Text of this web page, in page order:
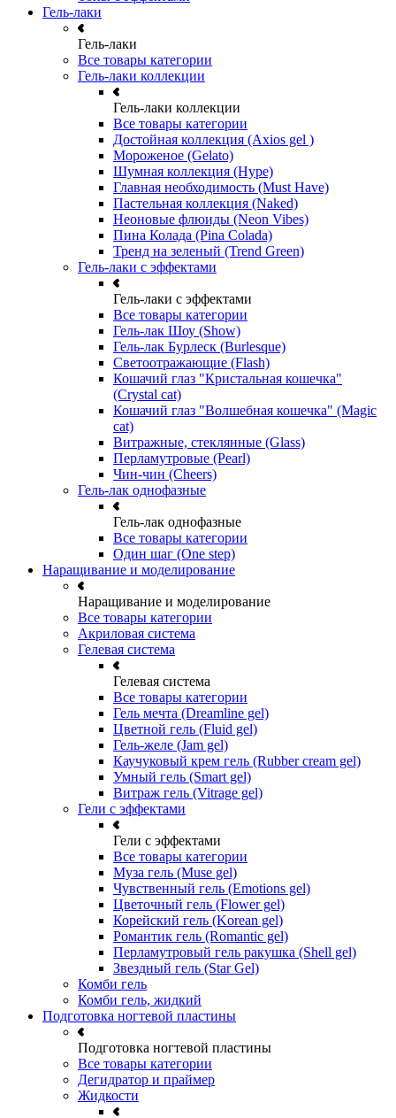
Гель-лаки
Гель-лаки
Все товары категории
Гель-лаки коллекции
Гель-лаки коллекции
Все товары категории
Достойная коллекция (Axios gel )
Мороженое (Gelato)
Шумная коллекция (Hype)
Главная необходимость (Must Have)
Пастельная коллекция (Naked)
Неоновые флюиды (Neon Vibes)
Пина Колада (Pina Colada)
Тренд на зеленый (Trend Green)
Гель-лаки с эффектами
Гель-лаки с эффектами
Все товары категории
Гель-лак Шоу (Show)
Гель-лак Бурлеск (Burlesque)
Светоотражающие (Flash)
Кошачий глаз "Кристальная кошечка"
(Crystal cat)
Кошачий глаз "Волшебная кошечка" (Magic
cat)
Витражные, стеклянные (Glass)
Перламутровые (Pearl)
Чин-чин (Cheers)
Гель-лак однофазные
Гель-лак однофазные
Все товары категории
Один шаг (One step)
Наращивание и моделирование
Наращивание и моделирование
Все товары категории
Акриловая система
Гелевая система
Гелевая система
Все товары категории
Гель мечта (Dreamline gel)
Цветной гель (Fluid gel)
Гель-желе (Jam gel)
Каучуковый крем гель (Rubber cream gel)
Умный гель (Smart gel)
Витраж гель (Vitrage gel)
Гели с эффектами
Гели с эффектами
Все товары категории
Муза гель (Muse gel)
Чувственный гель (Emotions gel)
Цветочный гель (Flower gel)
Корейский гель (Korean gel)
Романтик гель (Romantic gel)
Перламутровый гель ракушка (Shell gel)
Звездный гель (Star Gel)
Комби гель
Комби гель, жидкий
Подготовка ногтевой пластины
Подготовка ногтевой пластины
Все товары категории
Дегидратор и праймер
Жидкости